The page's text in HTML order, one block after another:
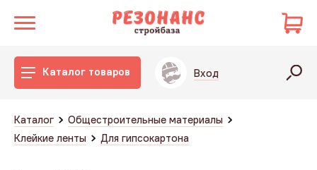
Каталог товаров Вход
Каталог
Общестроительные материалы
Клейкие ленты
Для гипсокартона